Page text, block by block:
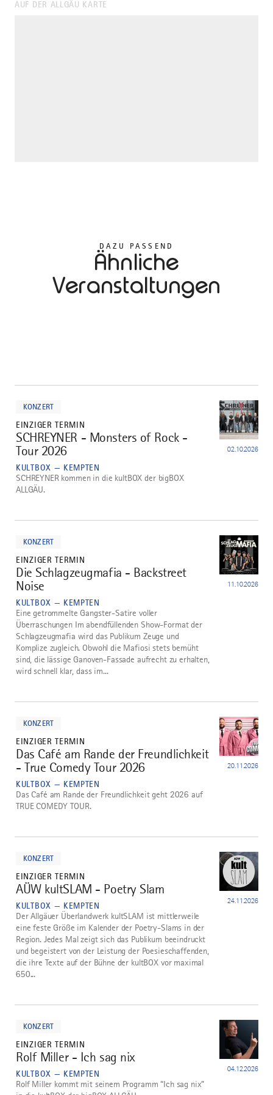
AUF DER ALLGÄU KARTE
DAZU PASSEND
Ähnliche
Veranstaltungen
KONZERT
EINZIGER TERMIN
1
SCHREYNER - Monsters of Rock -
Tour 2026
KULTBOX — KEMPTEN
02.10.2026
SCHREYNER kommen in die kultBOX der bigBOX
ALLGÄU.
KONZERT
EINZIGER TERMIN
2
Die Schlagzeugmafia - Backstreet
Noise
KULTBOX — KEMPTEN
11.10.2026
Eine getrommelte Gangster-Satire voller
Überraschungen Im abendfüllenden Show-Format der
Schlagzeugmafia wird das Publikum Zeuge und
Komplize zugleich. Obwohl die Mafiosi stets bemüht
sind, die lässige Ganoven-Fassade aufrecht zu erhalten,
wird schnell klar, dass im...
KONZERT
EINZIGER TERMIN
3
Das Café am Rande der Freundlichkeit
- True Comedy Tour 2026
KULTBOX — KEMPTEN
20.11.2026
Das Café am Rande der Freundlichkeit geht 2026 auf
TRUE COMEDY TOUR.
KONZERT
EINZIGER TERMIN
4
AÜW kultSLAM - Poetry Slam
KULTBOX — KEMPTEN 24.11.2026
Der Allgäuer Überlandwerk kultSLAM ist mittlerweile
eine feste Größe im Kalender der Poetry-Slams in der
Region. Jedes Mal zeigt sich das Publikum beeindruckt
und begeistert von der Leistung der Poesieschaffenden,
die ihre Texte auf der Bühne der kultBOX vor maximal
650...
KONZERT
EINZIGER TERMIN
5
Rolf Miller - Ich sag nix
KULTBOX — KEMPTEN 04.12.2026
Rolf Miller kommt mit seinem Programm “Ich sag nix”